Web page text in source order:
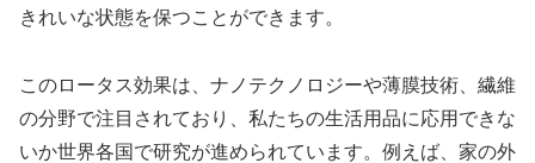
きれいな状態を保つことができます。
このロータス効果は、ナノテクノロジーや薄膜技術、繊維
の分野で注目されており、私たちの生活用品に応用できな
いか世界各国で研究が進められています。例えば、家の外